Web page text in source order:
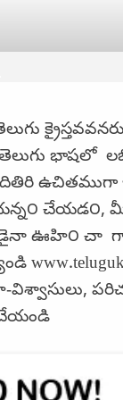
తెలుగు భాషలో
చేయడ౦,
ఊహి౦
విశ్వాసులు,